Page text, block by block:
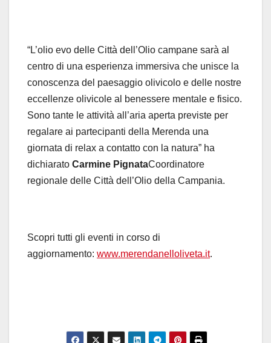
“L’olio evo delle Città dell’Olio campane sarà al
centro di una esperienza immersiva che unisce la
conoscenza del paesaggio olivicolo e delle nostre
eccellenze olivicole al benessere mentale e fisico.
Sono tante le attività all’aria aperta previste per
regalare ai partecipanti della Merenda una
giornata di relax a contatto con la natura” ha
dichiarato Carmine PignataCoordinatore
regionale delle Città dell’Olio della Campania.
Scopri tutti gli eventi in corso di
aggiornamento: www.merendanelloliveta.it.